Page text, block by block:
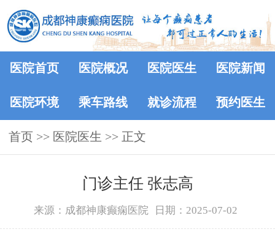
医院首页 医院概况 医院医生 医院新闻
医院环境 乘车路线 就诊流程 预约医生
首页 >> 医院医生 >> 正文
门诊主任 张志高
来源：成都神康癫痫医院 日期：2025-07-02